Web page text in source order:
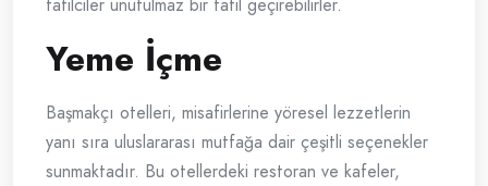
tatilciler unutulmaz bir tatil geçirebilirler.
Yeme İçme
Başmakçı otelleri, misafirlerine yöresel lezzetlerin
yanı sıra uluslararası mutfağa dair çeşitli seçenekler
sunmaktadır. Bu otellerdeki restoran ve kafeler,